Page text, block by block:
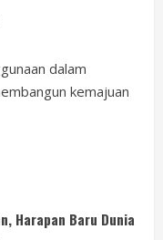
dalam
kemajuan
Harapan Baru Dunia